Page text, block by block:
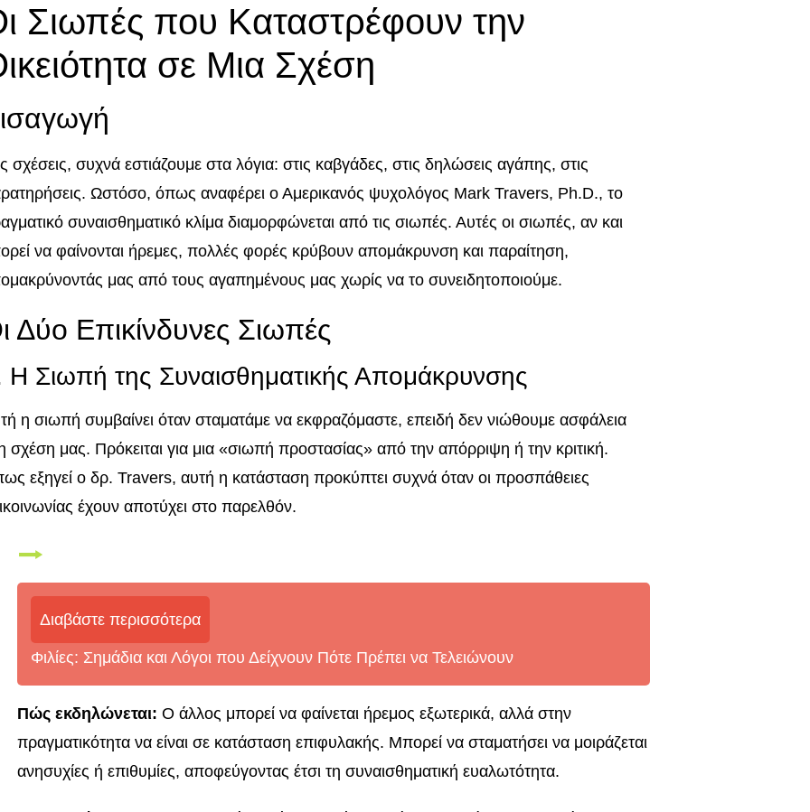
Σιωπές που Καταστρέφουν την
σε Μια Σχέση
σχέσεις, συχνά εστιάζουμε στα λόγια: στις καβγάδες, στις δηλώσεις αγάπης, στις
Ωστόσο, όπως αναφέρει ο Αμερικανός ψυχολόγος Mark Travers, Ph.D., το
συναισθηματικό κλίμα διαμορφώνεται από τις σιωπές. Αυτές οι σιωπές, αν και
να φαίνονται ήρεμες, πολλές φορές κρύβουν απομάκρυνση και παραίτηση,
μας από τους αγαπημένους μας χωρίς να το συνειδητοποιούμε.
Δύο Επικίνδυνες Σιωπές
Η Σιωπή της Συναισθηματικής Απομάκρυνσης
η σιωπή συμβαίνει όταν σταματάμε να εκφραζόμαστε, επειδή δεν νιώθουμε ασφάλεια
σχέση μας. Πρόκειται για μια «σιωπή προστασίας» από την απόρριψη ή την κριτική.
εξηγεί ο δρ. Travers, αυτή η κατάσταση προκύπτει συχνά όταν οι προσπάθειες
έχουν αποτύχει στο παρελθόν.
Διαβάστε περισσότερα
Φιλίες: Σημάδια και Λόγοι που Δείχνουν Πότε Πρέπει να Τελειώνουν
Πώς εκδηλώνεται: Ο άλλος μπορεί να φαίνεται ήρεμος εξωτερικά, αλλά στην
πραγματικότητα να είναι σε κατάσταση επιφυλακής. Μπορεί να σταματήσει να μοιράζεται
ανησυχίες ή επιθυμίες, αποφεύγοντας έτσι τη συναισθηματική ευαλωτότητα.